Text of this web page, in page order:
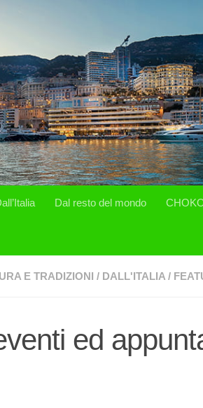
Dal resto del mondo
E TRADIZIONI / DALL'ITALIA /
ed